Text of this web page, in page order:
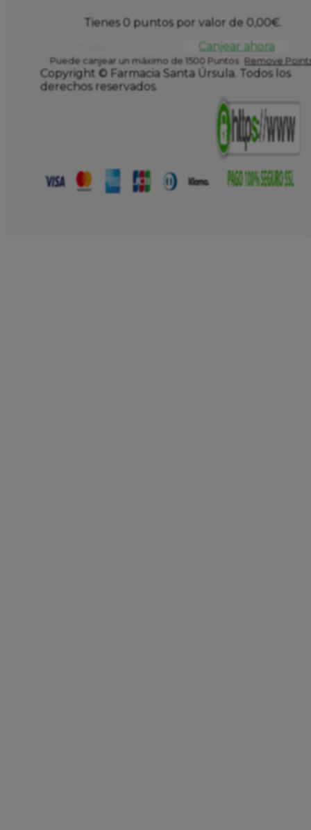
Tienes 0 puntos por valor de 0,00€.
Canjear ahora
Puede canjear un máximo de 1500 Puntos Remove
Copyright © Farmacia Santa Úrsula. Todos los
derechos reservados.